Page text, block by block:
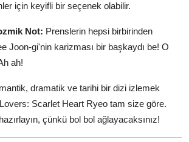
için keyifli bir seçenek olabilir.
Not: Prenslerin hepsi birbirinden
Joon-gi'nin karizması bir başkaydı be! O
ah!
dramatik ve tarihi bir dizi izlemek
Scarlet Heart Ryeo tam size göre.
çünkü bol bol ağlayacaksınız!